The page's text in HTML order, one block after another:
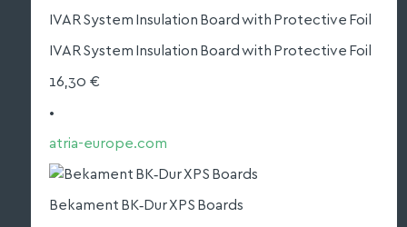
IVAR System Insulation Board with Protective Foil
IVAR System Insulation Board with Protective Foil
16,30 €
•
atria-europe.com
Bekament BK‑Dur XPS Boards